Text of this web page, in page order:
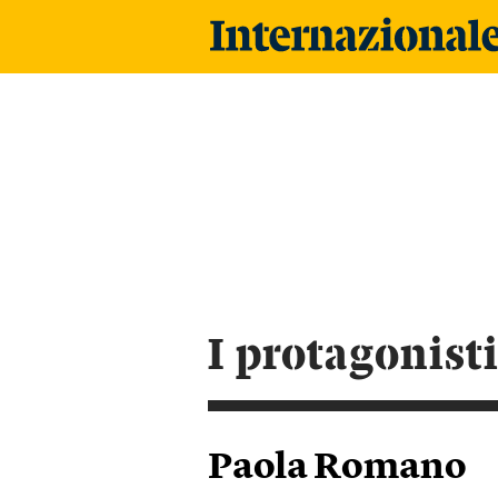
i protagonisti
Paola Romano